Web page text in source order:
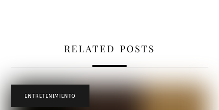
RELATED POSTS
ENTRETENIMIENTO